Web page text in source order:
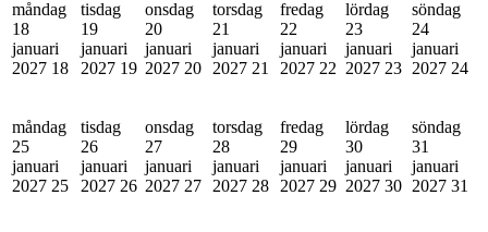
måndag
18
januari
2027 18
tisdag
19
januari
2027 19
onsdag
20
januari
2027 20
torsdag
21
januari
2027 21
fredag
22
januari
2027 22
lördag
23
januari
2027 23
söndag
24
januari
2027 24
måndag
25
januari
2027 25
tisdag
26
januari
2027 26
onsdag
27
januari
2027 27
torsdag
28
januari
2027 28
fredag
29
januari
2027 29
lördag
30
januari
2027 30
söndag
31
januari
2027 31